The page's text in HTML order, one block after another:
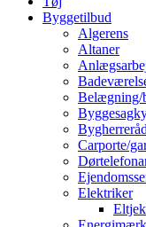
Byggetilbud
Algerens
Altaner
Carporte/
Elektriker
Eltjek